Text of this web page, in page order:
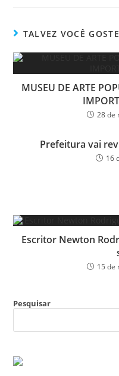
ok er
TALVEZ VOCÊ
MUSEU DE ARTE
28 de
Prefeitura vai
16
Escritor Newton
15 de
Pesquisar